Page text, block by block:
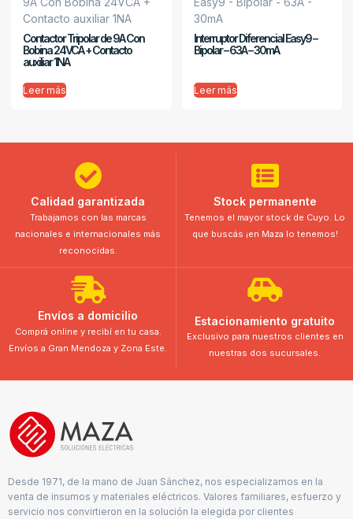
Contactor Tripolar de 9A Con
Bobina 24VCA + Contacto
auxiliar 1NA
Leer más
Interruptor Diferencial Easy9 –
Bipolar – 63A – 30mA
Leer más
Calidad garantizada
Trabajamos con las marcas
nacionales e internacionales más
reconocidas.
Stock permanente
Tenemos el mayor stock de Cuyo. Lo
que buscás ¡en Maza lo tenemos!
Envíos a domicilio
Comprá online y recibí en tu casa.
Envíos a Gran Mendoza y Zona Este.
Estacionamiento gratuito
Exclusivo para nuestros clientes en
nuestras dos sucursales.
Desde 1971, de la mano de Juan Sánchez, nos especializamos en la
venta de insumos y materiales eléctricos. Valores familiares, esfuerzo y
servicio nos convirtieron en la solución la elegida por clientes